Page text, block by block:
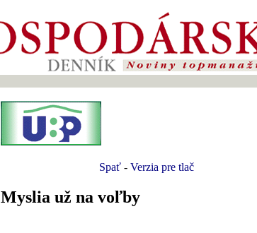
Spať- Verzia pre tlač
Myslia už na voľby